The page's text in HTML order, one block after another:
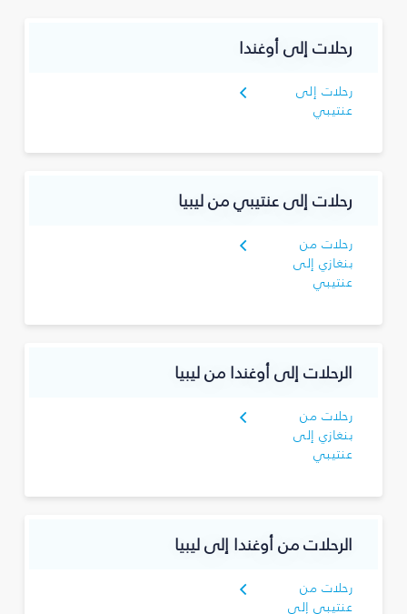
رحلات إلى أوغندا
رحلات إلى
عنتيبي
رحلات إلى عنتيبي من ليبيا
رحلات من
بنغازي إلى
عنتيبي
الرحلات إلى أوغندا من ليبيا
رحلات من
بنغازي إلى
عنتيبي
الرحلات من أوغندا إلى ليبيا
رحلات من
عنتيبي إلى